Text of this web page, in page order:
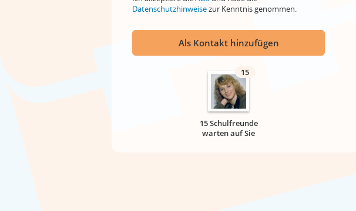
Datenschutzhinweisezur Kenntnis genommen.
Als Kontakt hinzufügen
15
15 Schulfreunde
warten auf Sie